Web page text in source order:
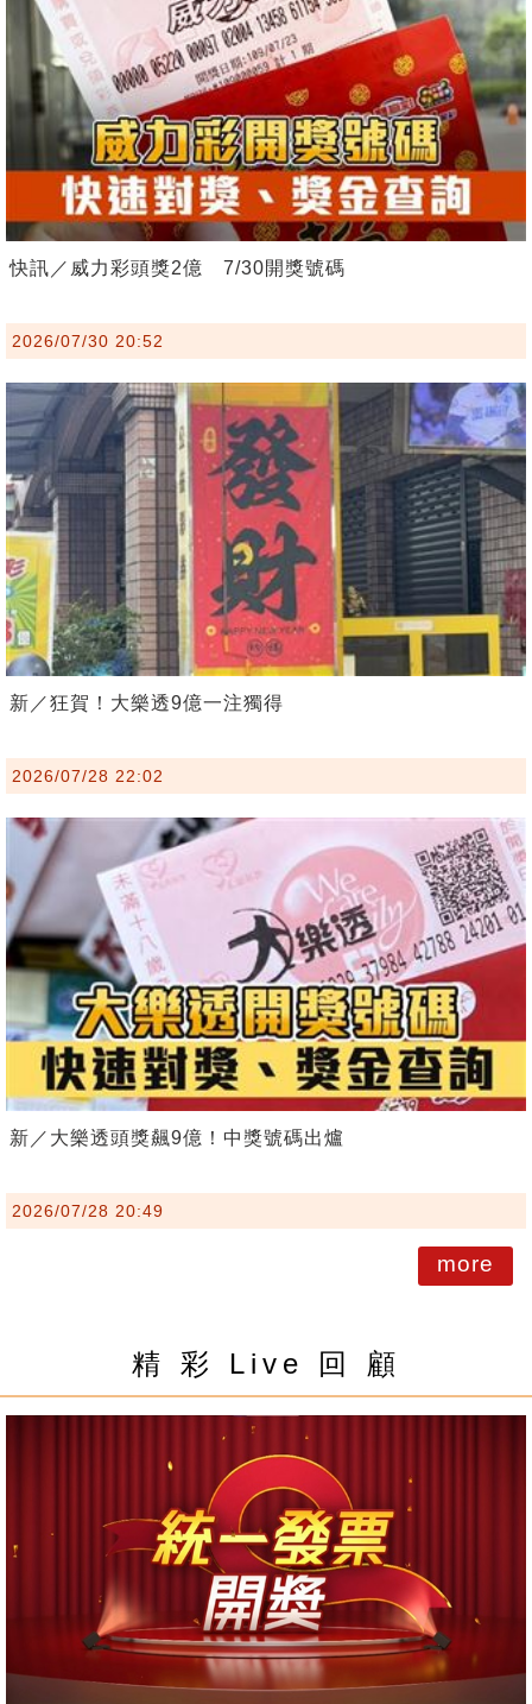
快訊／威力彩頭獎2億 7/30開獎號碼
2026/07/30 20:52
新／狂賀！大樂透9億一注獨得
2026/07/28 22:02
新／大樂透頭獎飆9億！中獎號碼出爐
2026/07/28 20:49
more
精 彩 Live 回 顧